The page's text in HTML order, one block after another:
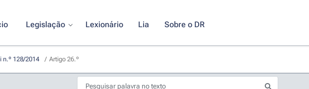
Legislação Lexionário Lia Sobre o DR
n.º 128/2014 / Artigo 26.º